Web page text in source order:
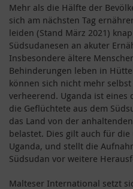
Mehr als die Hälfte der
sich am nächsten Tag
leiden (Stand März 2021)
Südsudanesen an akuter
Insbesondere ältere
Behinderungen leben in
können sich nicht mehr
verheerend. Uganda ist eines
die Geflüchtete aus dem
das Land von der
belastet. Dies gilt auch für
Uganda, und stellt die
Südsudan vor weitere
Malteser International setzt